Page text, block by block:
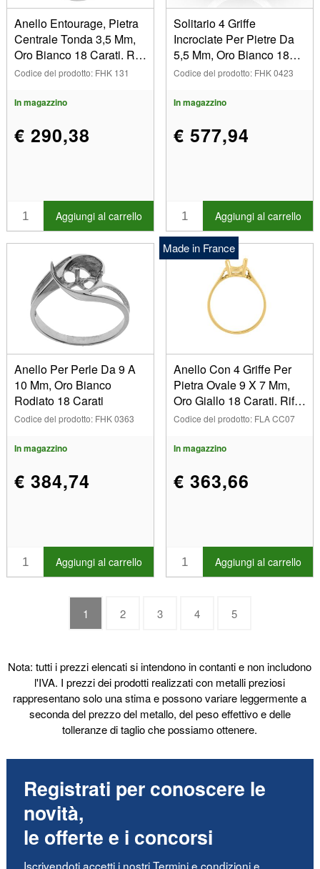
Anello Entourage, Pietra
Centrale Tonda 3,5 Mm,
Oro Bianco 18 Carati. Rif.
18333
Codice del prodotto: FHK 131
In magazzino
€ 290,38
Aggiungi al carrello
Solitario 4 Griffe
Incrociate Per Pietre Da
5,5 Mm, Oro Bianco 18k,
Dito 53. Ref. 3420
Codice del prodotto: FHK 0423
In magazzino
€ 577,94
Aggiungi al carrello
Anello Per Perle Da 9 A
10 Mm, Oro Bianco
Rodiato 18 Carati
Codice del prodotto: FHK 0363
In magazzino
€ 384,74
Aggiungi al carrello
Made in France
Anello Con 4 Griffe Per
Pietra Ovale 9 X 7 Mm,
Oro Giallo 18 Carati. Rif.
15367
Codice del prodotto: FLA CC07
In magazzino
€ 363,66
Aggiungi al carrello
1 2 3 4 5
Nota: tutti i prezzi elencati si intendono in contanti e non includono
l'IVA. I prezzi dei prodotti realizzati con metalli preziosi
rappresentano solo una stima e possono variare leggermente a
seconda del prezzo del metallo, del peso effettivo e delle
tolleranze di taglio che possiamo ottenere.
Registrati per conoscere le
novità,
le offerte e i concorsi
Iscrivendoti accetti i nostriTermini e condizionie